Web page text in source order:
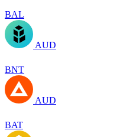
BAL
AUD
BNT
AUD
BAT